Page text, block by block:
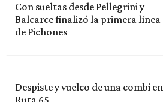
Con sueltas desde Pellegrini y
Balcarce finalizó la primera línea
de Pichones
Despiste y vuelco de una combi en
Ruta 65